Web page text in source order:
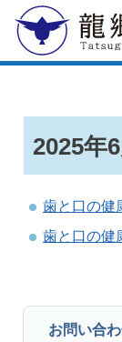
龍郷町
2025年6
歯と口の健
歯と口の健
お問い合